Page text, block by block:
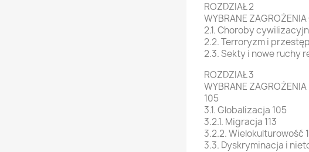
ROZDZIAŁ 2
WYBRANE
2.1. Choroby
2.2. Terroryzm i
2.3. Sekty i nowe ruchy
ROZDZIAŁ 3
WYBRANE
105
3.1. Globalizacja 105
3.2.1. Migracja 113
3.2.2. Wielokulturowość
3.3. Dyskryminacja i